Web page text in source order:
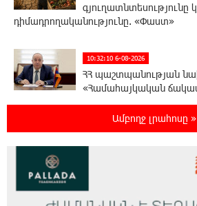
գյուղատնտեսությունը
դիմադրողականությունը. «Փաստ»
10:32:10 6-08-2026
ՀՀ պաշտպանության
«Համահայկական
«Հայկիցս հետո
Ամբողջ լրահոսը »